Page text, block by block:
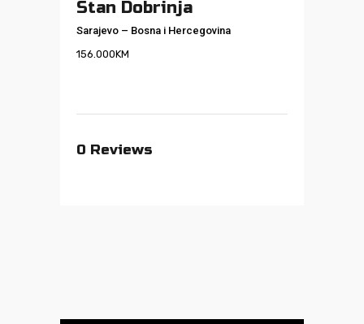
Stan Dobrinja
Sarajevo – Bosna i Hercegovina
156.000KM
0 Reviews